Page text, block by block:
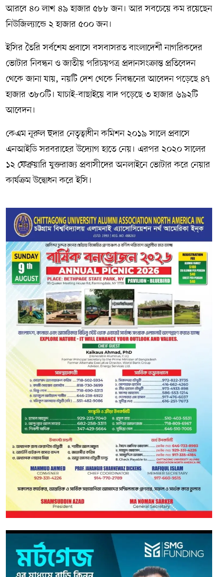
আরবে ৪০ লাখ ৪৯ হাজার ৫৮৮ জন। আর সবচেয়ে কম রয়েছেন
নিউজিল্যান্ডে ২ হাজার ৫০০ জন।
ইসির তৈরি সর্বশেষ প্রবাসে বসবাসরত বাংলাদেশী নাগরিকদের
ভোটার নিবন্ধন ও জাতীয় পরিচয়পত্র প্রদানসংক্রান্ত প্রতিবেদন
থেকে জানা যায়, নয়টি দেশ থেকে নিবন্ধনের আবেদন পড়েছে ৪৭
হাজার ৩৮০টি। যাচাই-বাছাইয়ে বাদ পড়েছে ৩ হাজার ৬৯২টি
আবেদন।
কেএম নূরুল হুদার নেতৃত্বাধীন কমিশন ২০১৯ সালে প্রবাসে
এনআইডি সরবরাহের উদ্যোগ হাতে নেয়। এরপর ২০২০ সালের
১২ ফেব্রুয়ারি যুক্তরাজ্য প্রবাসীদের অনলাইনে ভোটার করে নেয়ার
কার্যক্রম উদ্বোধন করে ইসি।